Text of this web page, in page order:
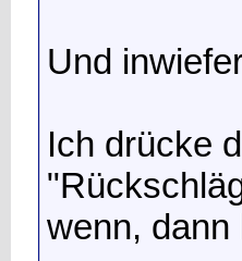
Und
Ich drücke
wenn,